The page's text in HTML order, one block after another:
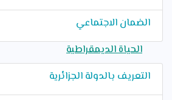
الضمان الاجتماعي
الحياة الديمقراطية
التعريف بالدولة الجزائرية